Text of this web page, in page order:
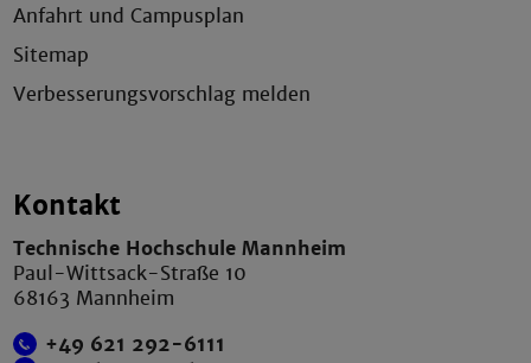
Anfahrt und Campusplan
Sitemap
Verbesserungsvorschlag melden
Kontakt
Technische Hochschule Mannheim
Paul-Wittsack-Straße 10
68163 Mannheim
+49 621 292-6111